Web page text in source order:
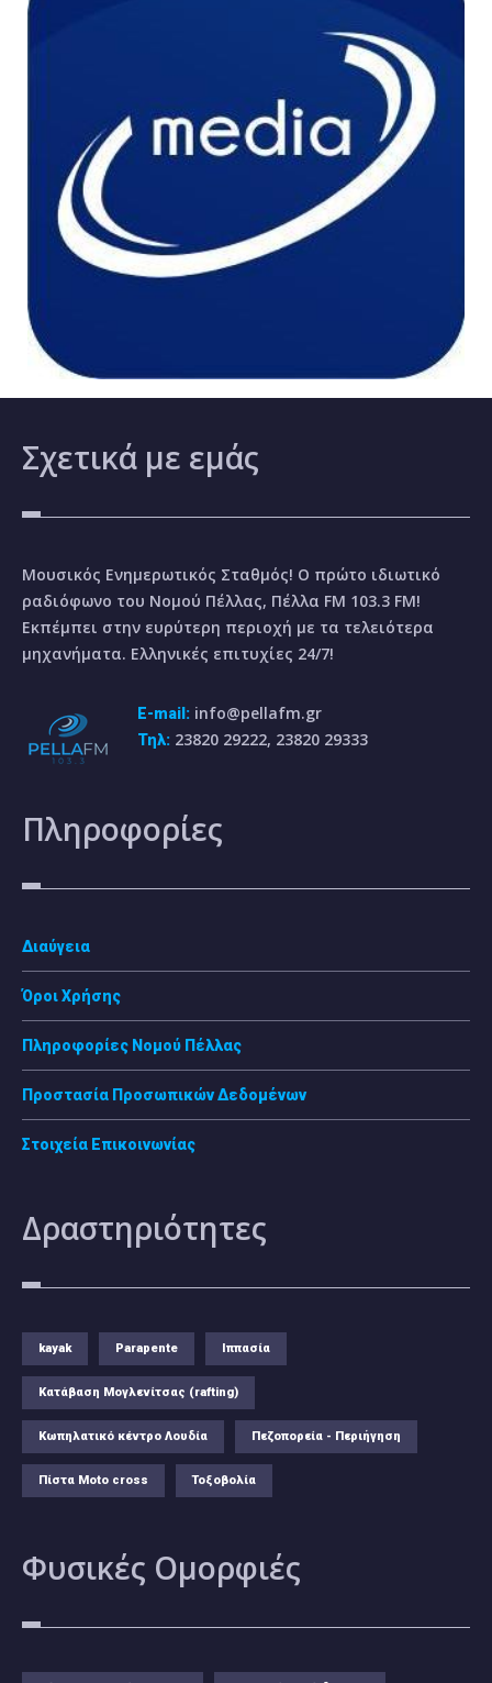
Σχετικά με εμάς
Μουσικός Ενημερωτικός Σταθμός! Ο πρώτο ιδιωτικό
ραδιόφωνο του Νομού Πέλλας, Πέλλα FM 103.3 FM!
Εκπέμπει στην ευρύτερη περιοχή με τα τελειότερα
μηχανήματα. Ελληνικές επιτυχίες 24/7!
E-mail: info@pellafm.gr
Τηλ: 23820 29222, 23820 29333
Πληροφορίες
Διαύγεια
Όροι Χρήσης
Πληροφορίες Νομού Πέλλας
Προστασία Προσωπικών Δεδομένων
Στοιχεία Επικοινωνίας
Δραστηριότητες
kayak Parapente Ιππασία
Κατάβαση Μογλενίτσας (rafting)
Κωπηλατικό κέντρο Λουδία Πεζοπορεία - Περιήγηση
Πίστα Moto cross Τοξοβολία
Φυσικές Ομορφιές